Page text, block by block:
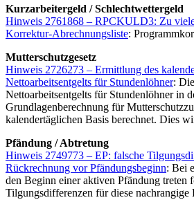
Kurzarbeitergeld / Schlechtwettergeld
Hinweis 2761868 – RPCKULD3: Zu
Korrektur-Abrechnungsliste:
Mutterschutzgesetz
Hinweis 2726273 – Ermittlung des
Nettoarbeitsentgelts für Stundenlöhner:
Nettoarbeitsentgelts für Stundenlöhner in
Grundlagenberechnung für
kalendertäglichen Basis berechnet. Dies
Pfändung / Abtretung
Hinweis 2749773 – EP: falsche
Rückrechnung vor Pfändungsbeginn: Bei
den Beginn einer aktiven Pfändung treten
Tilgungsdifferenzen für diese nachrangige